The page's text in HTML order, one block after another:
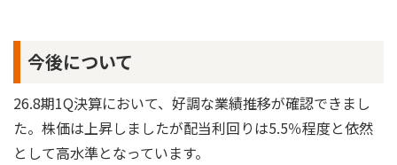
今後について
26.8期1Q決算において、好調な業績推移が確認できまし
た。株価は上昇しましたが配当利回りは5.5％程度と依然
として高水準となっています。